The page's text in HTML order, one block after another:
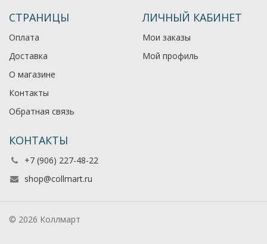
СТРАНИЦЫ
Оплата
Доставка
О магазине
Контакты
Обратная связь
ЛИЧНЫЙ КАБИНЕТ
Мои заказы
Мой профиль
КОНТАКТЫ
+7 (906) 227-48-22
shop@collmart.ru
© 2026 Коллмарт